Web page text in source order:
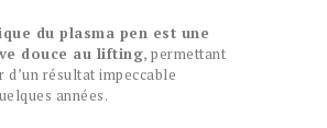
du plasma pen est une
douce au lifting, permettant
d’un résultat impeccable
années.